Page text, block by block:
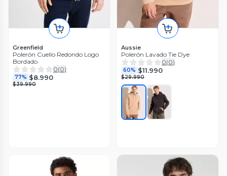
Greenfield
Polerón Cuello Redondo Logo
Bordado
0(0)
77% $8.990
$39.990
Aussie
Polerón Lavado Tie Dye
0(0)
60% $11.990
$29.990